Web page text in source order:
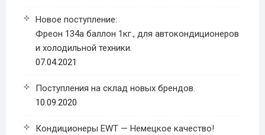
Новое поступление:
Фреон 134a баллон 1кг., для автокондиционеров
и холодильной техники.
07.04.2021
Поступления на склад новых брендов.
10.09.2020
Кондиционеры EWT — Немецкое качество!